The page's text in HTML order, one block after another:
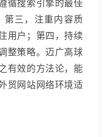
循搜索引擎的最佳
第三，注重内容质
用户；第四，持续
整策略。迈广高球
有效的方法论，能
贸网站网络环境适